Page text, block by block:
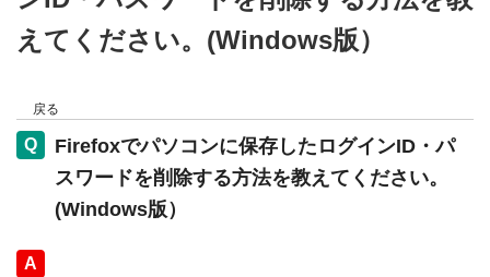
えてください。(Windows版）
戻る
Firefoxでパソコンに保存したログインID・パ
スワードを削除する方法を教えてください。
(Windows版）
回答